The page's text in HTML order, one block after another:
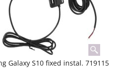
Galaxy S10 fixed instal. 719115